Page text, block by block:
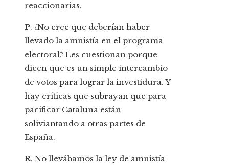
reaccionarias.
P. ¿No cree que deberían haber
llevado la amnistía en el programa
electoral? Les cuestionan porque
dicen que es un simple intercambio
de votos para lograr la investidura. Y
hay críticas que subrayan que para
pacificar Cataluña están
soliviantando a otras partes de
España.
R. No llevábamos la ley de amnistía